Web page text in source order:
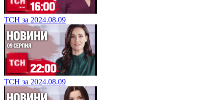
ТСН за 2024.08.09
ТСН за 2024.08.09